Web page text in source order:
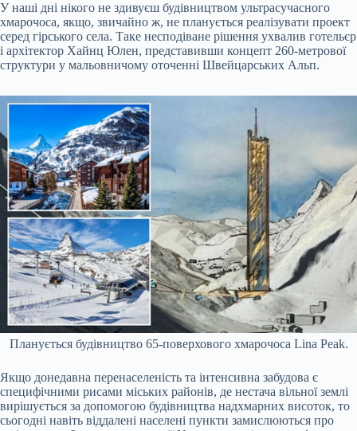
У наші дні нікого не здивуєш будівництвом ультрасучасного
хмарочоса, якщо, звичайно ж, не планується реалізувати проект
серед гірського села. Таке несподіване рішення ухвалив готельєр
і архітектор Хайнц Юлен, представивши концепт 260-метрової
структури у мальовничому оточенні Швейцарських Альп.
Планується будівництво 65-поверхового хмарочоса Lina Peak.
Якщо донедавна перенаселеність та інтенсивна забудова є
специфічними рисами міських районів, де нестача вільної землі
вирішується за допомогою будівництва надхмарних висоток, то
сьогодні навіть віддалені населені пункти замислюються про